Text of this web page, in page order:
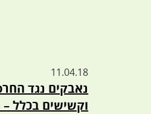
11.04.18
נאבקים נגד
וקשישים בכלל –